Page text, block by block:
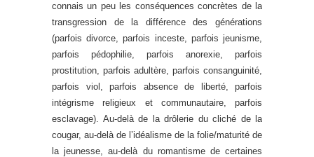
connais un peu les conséquences concrètes de la
transgression de la différence des générations
(parfois divorce, parfois inceste, parfois jeunisme,
parfois pédophilie, parfois anorexie, parfois
prostitution, parfois adultère, parfois consanguinité,
parfois viol, parfois absence de liberté, parfois
intégrisme religieux et communautaire, parfois
esclavage). Au-delà de la drôlerie du cliché de la
cougar, au-delà de l’idéalisme de la folie/maturité de
la jeunesse, au-delà du romantisme de certaines